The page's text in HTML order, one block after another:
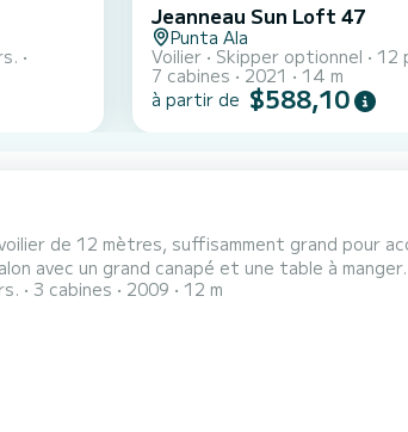
Jeanneau Sun Loft 47
Punta Ala
Voilier
Skipper optionnel
12
7 cabines
2021
14 m
à partir de $588,10
voilier de 12 mètres, suffisamment grand pour
avec un grand canapé et une table à
au gaz, un four micro-ondes et un
3 cabines 2009 12 m